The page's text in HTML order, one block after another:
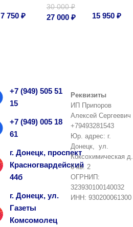
7 750₽
30 000₽
27 000 ₽ 15 950₽
+7 (949) 505 51
15
+7 (949) 005 18
61
г. Донецк, проспект
Красногвардейский
44б
г. Донецк, ул.
Газеты
Комсомолец
Реквизиты
ИП Припоров
Алексей Сергеевич
+79493281543
Юр. адрес: г.
Донецк, ул.
Коксохимическая д.
6 кв. 2
ОГРНИП:
323930100140032
ИНН: 930200061300